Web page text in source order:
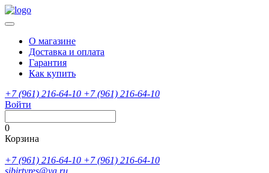
О магазине
Доставка и оплата
Гарантия
Как купить
+7 (961) 216-64-10 +7 (961) 216-64-10
Войти
0
Корзина
+7 (961) 216-64-10 +7 (961) 216-64-10
sibirtyres@ya.ru